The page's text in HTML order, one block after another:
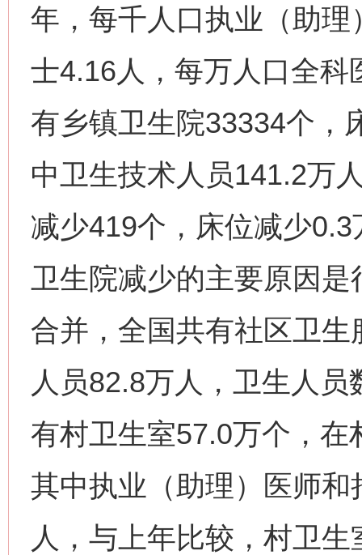
年，每千人口执业（助
士4.16人，每万人口全
有乡镇卫生院33334个，
中卫生技术人员141.2万
减少419个，床位减少
卫生院减少的主要原因
合并，全国共有社区卫
人员82.8万人，卫生人
有村卫生室57.0万个，
其中执业（助理）医师
人，与上年比较，村卫